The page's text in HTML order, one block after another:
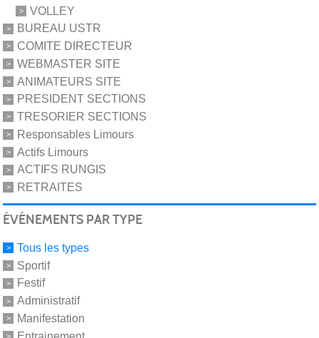
VOLLEY
BUREAU USTR
COMITE DIRECTEUR
WEBMASTER SITE
ANIMATEURS SITE
PRESIDENT SECTIONS
TRESORIER SECTIONS
Responsables Limours
Actifs Limours
ACTIFS RUNGIS
RETRAITES
ÉVÉNEMENTS PAR TYPE
Tous les types
Sportif
Festif
Administratif
Manifestation